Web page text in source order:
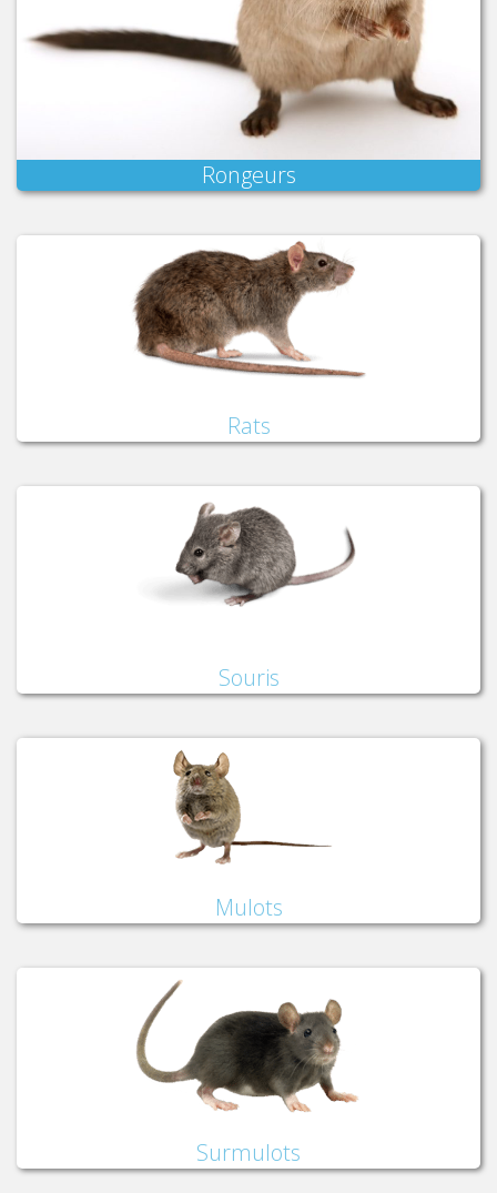
Rongeurs
Rats
Souris
Mulots
Surmulots